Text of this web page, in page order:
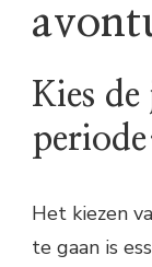
Kies de
Het kiezen
te gaan is